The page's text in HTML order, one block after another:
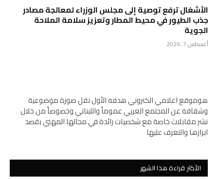
الأشغال ترفع توصية إلى مجلس الوزراء لمعالجة مصادر
جذب الطيور في محيط المطار وتعزيز سلامة الملاحة
الجوية
أغسطس 7, 2026
هوموقع اعلامي الكتروني هدفه الأول نقل صورة موضوعية
وشفافة عن المجتمع العربي عموماً واللبناني وخصوصاً من خلال
نشر مقابلات خاصة مع شخصيات رائدة في مجالها المهني بقصد
ابرازها والتعرف عليها
الأكثر قراءة هذا الشهر